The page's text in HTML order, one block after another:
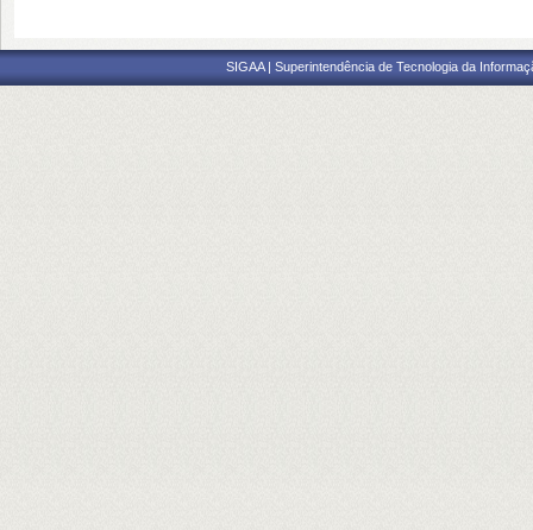
SIGAA | Superintendência de Tecnologia da